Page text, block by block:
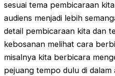
sesuai tema pembicaraan
audiens menjadi lebih
detail pembicaraan kita dan
kebosanan melihat cara
misalnya kita berbicara
pejuang tempo dulu di